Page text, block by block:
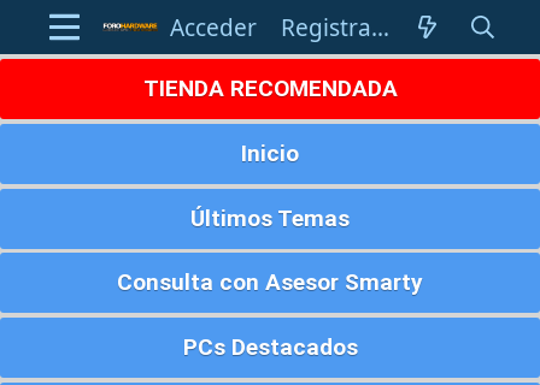
Acceder Registrarse
TIENDA RECOMENDADA
Inicio
Últimos Temas
Consulta con Asesor Smarty
PCs Destacados